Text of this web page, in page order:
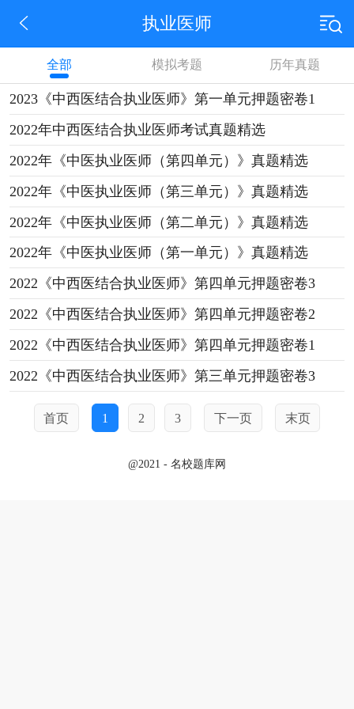
执业医师
全部 模拟考题 历年真题
2023《中西医结合执业医师》第一单元押题密卷1
2022年中西医结合执业医师考试真题精选
2022年《中医执业医师（第四单元）》真题精选
2022年《中医执业医师（第三单元）》真题精选
2022年《中医执业医师（第二单元）》真题精选
2022年《中医执业医师（第一单元）》真题精选
2022《中西医结合执业医师》第四单元押题密卷3
2022《中西医结合执业医师》第四单元押题密卷2
2022《中西医结合执业医师》第四单元押题密卷1
2022《中西医结合执业医师》第三单元押题密卷3
首页 1 2 3 下一页 末页
@2021 - 名校题库网